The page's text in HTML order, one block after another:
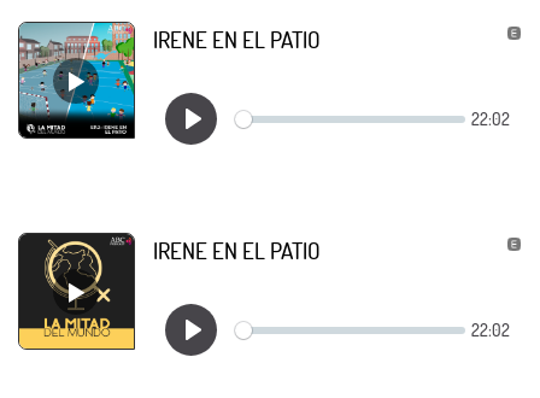
IRENE EN EL PATIO
IRENE EN EL PATIO